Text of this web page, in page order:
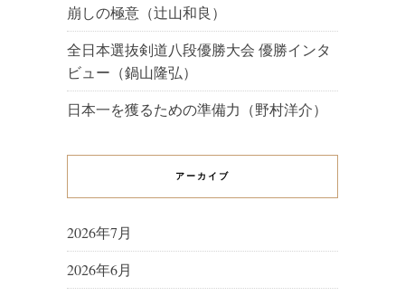
崩しの極意（辻山和良）
全日本選抜剣道八段優勝大会 優勝インタ
ビュー（鍋山隆弘）
日本一を獲るための準備力（野村洋介）
アーカイブ
2026年7月
2026年6月